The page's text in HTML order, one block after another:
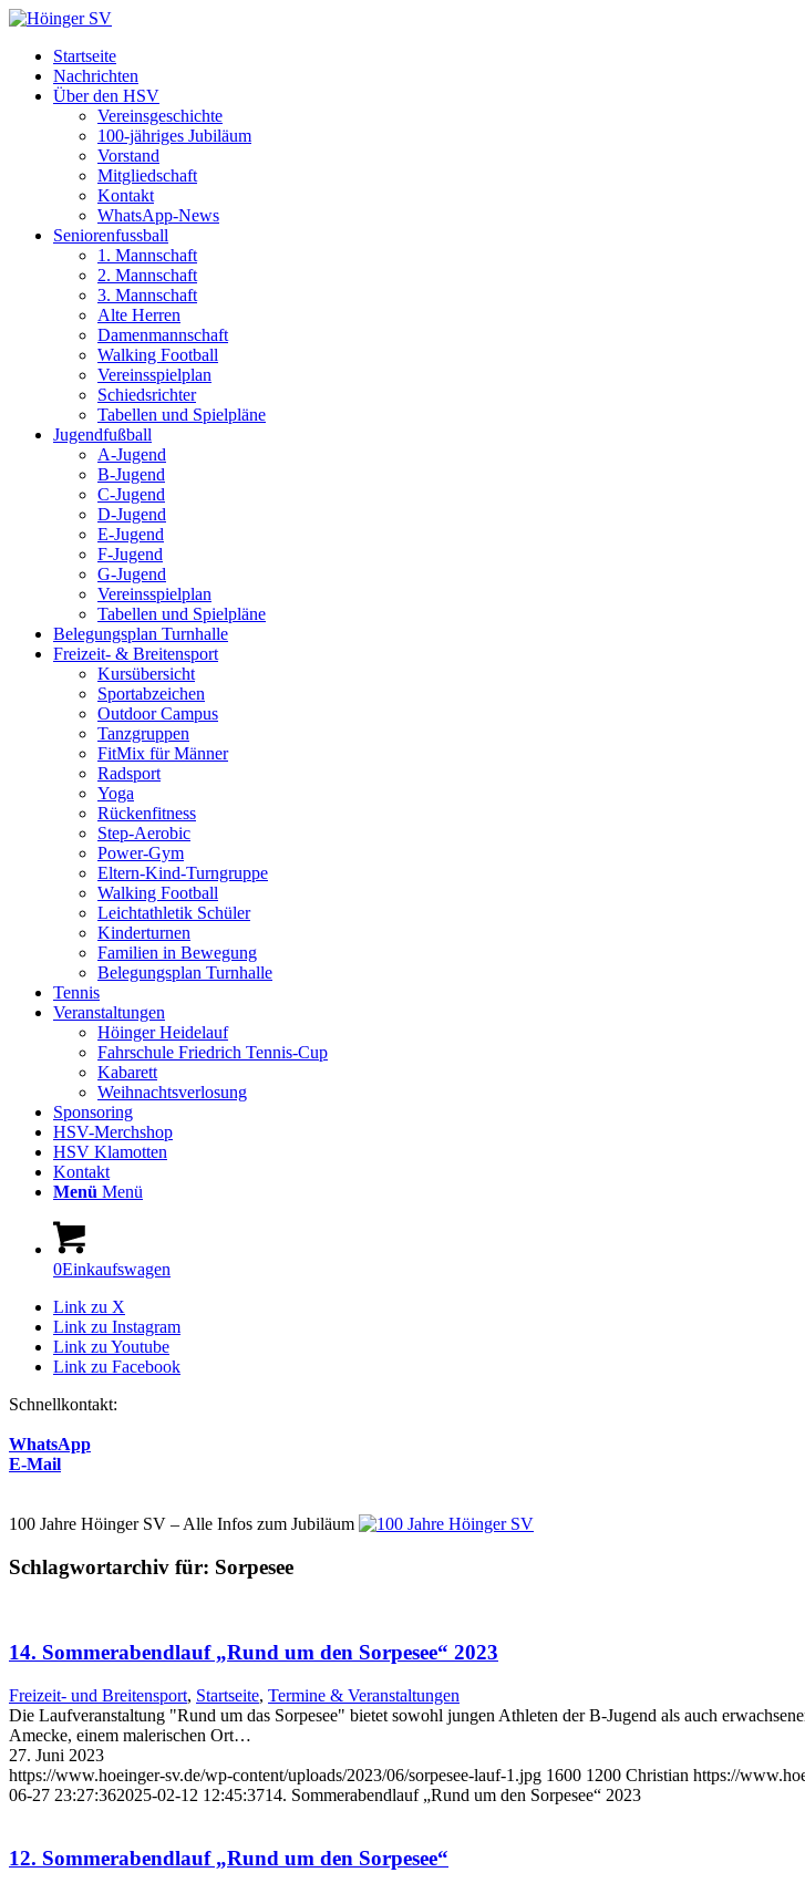
Startseite
Nachrichten
Über den HSV
Vereinsgeschichte
100-jähriges Jubiläum
Vorstand
Mitgliedschaft
Kontakt
WhatsApp-News
Seniorenfussball
1. Mannschaft
2. Mannschaft
3. Mannschaft
Alte Herren
Damenmannschaft
Walking Football
Vereinsspielplan
Schiedsrichter
Tabellen und Spielpläne
Jugendfußball
A-Jugend
B-Jugend
C-Jugend
D-Jugend
E-Jugend
F-Jugend
G-Jugend
Vereinsspielplan
Tabellen und Spielpläne
Belegungsplan Turnhalle
Freizeit- & Breitensport
Kursübersicht
Sportabzeichen
Outdoor Campus
Tanzgruppen
FitMix für Männer
Radsport
Yoga
Rückenfitness
Step-Aerobic
Power-Gym
Eltern-Kind-Turngruppe
Walking Football
Leichtathletik Schüler
Kinderturnen
Familien in Bewegung
Belegungsplan Turnhalle
Tennis
Veranstaltungen
Höinger Heidelauf
Fahrschule Friedrich Tennis-Cup
Kabarett
Weihnachtsverlosung
Sponsoring
HSV-Merchshop
HSV Klamotten
Kontakt
Menü Menü
0Einkaufswagen
Link zu X
Link zu Instagram
Link zu Youtube
Link zu Facebook
Schnellkontakt:
WhatsApp
E-Mail
100 Jahre Höinger SV – Alle Infos zum Jubiläum
Schlagwortarchiv für: Sorpesee
14. Sommerabendlauf „Rund um den Sorpesee“ 2023
Freizeit- und Breitensport, Startseite, Termine & Veranstaltungen
Die Laufveranstaltung "Rund um das Sorpesee" bietet sowohl jungen Athleten der B-Jugend als auch
Amecke, einem malerischen Ort…
27. Juni 2023
https://www.hoeinger-sv.de/wp-content/uploads/2023/06/sorpesee-lauf-1.jpg 1600 1200 Christian https://
06-27 23:27:362025-02-12 12:45:3714. Sommerabendlauf „Rund um den Sorpesee“ 2023
12. Sommerabendlauf „Rund um den Sorpesee“